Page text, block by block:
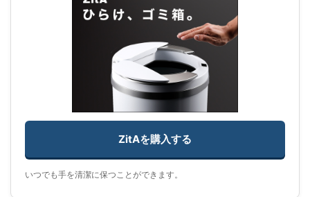
ZitAを購入する
いつでも手を清潔に保つことができます。